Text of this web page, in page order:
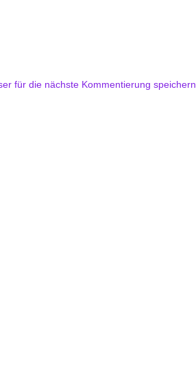
für die nächste Kommentierung speichern.